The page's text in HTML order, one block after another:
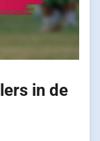
in de